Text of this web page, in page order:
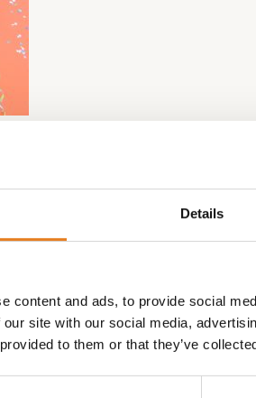
Details
content and ads, to provide social
site with our social media,
to them or that they’ve